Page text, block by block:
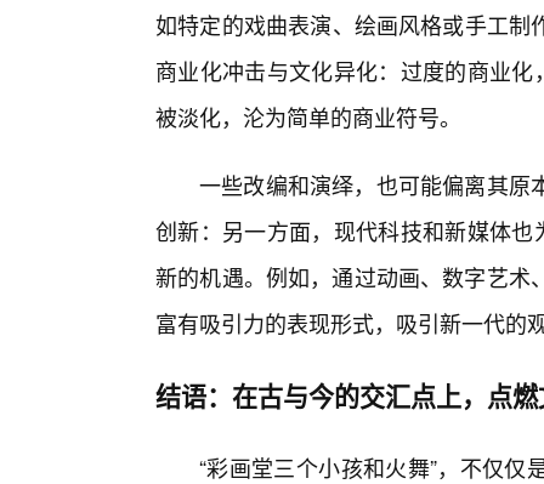
如特定的戏曲表演、绘画风格或手工
商业化冲击与文化异化：过度的商业
被淡化，沦为简单的商业符号。
一些改编和演绎，也可能偏离其原
创新：另一方面，现代科技和新媒体
新的机遇。例如，通过动画、数字艺
富有吸引力的表现形式，吸引新一代的
结语：在古与今的交汇点上，点
“彩画堂三个小孩和火舞”，不仅